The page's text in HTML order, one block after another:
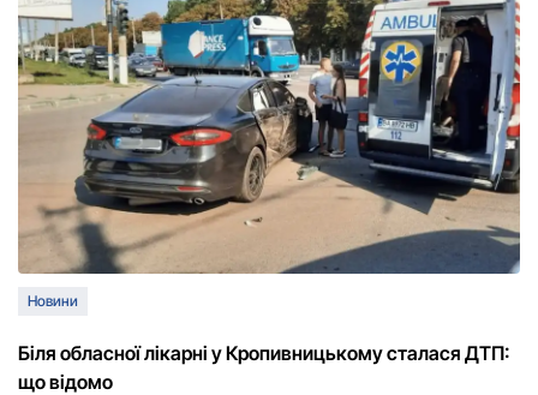
Новини
Біля обласної лікарні у Кропивницькому сталася ДТП:
що відомо